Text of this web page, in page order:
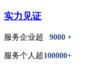
实力见证
服务企业超 9000 +
服务个人超100000+